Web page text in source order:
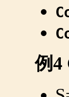
例4